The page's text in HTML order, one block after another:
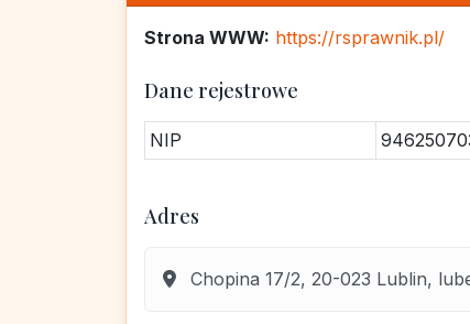
Strona WWW: https://rsprawnik.pl/
Dane rejestrowe
NIP
Adres
Chopina 17/2, 20-023 Lublin,